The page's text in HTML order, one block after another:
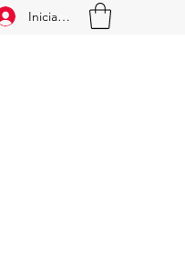
Iniciar sesión